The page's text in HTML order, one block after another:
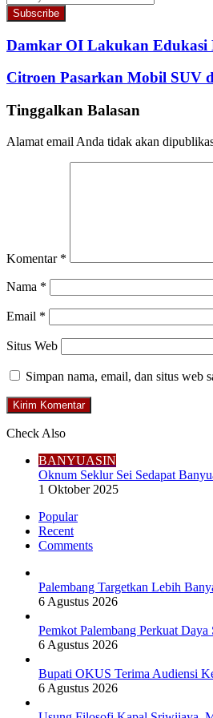
your
Email
address
Damkar OI Lakukan Edukasi
Citroen Pasarkan Mobil SUV
Tinggalkan Balasan
Alamat email Anda tidak akan
Komentar *
Nama *
Email *
Situs Web
Simpan nama, email, dan situs web
Check Also
BANYUASIN
Oknum Seklur Sei Sedapat
1 Oktober 2025
Popular
Recent
Comments
Palembang Targetkan Lebih
6 Agustus 2026
Pemkot Palembang Perkuat
6 Agustus 2026
Bupati OKUS Terima Audiensi
6 Agustus 2026